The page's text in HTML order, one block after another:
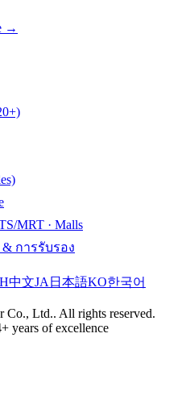
→
MRT · Malls
การรับรอง
中文JA 日本語KO한국어
Co., Ltd.. All rights reserved.
years of excellence